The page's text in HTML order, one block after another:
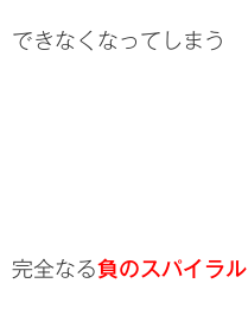
できなくなってしまう
完全なる負のスパイラル